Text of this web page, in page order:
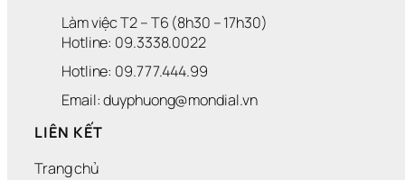
Làm việc T2 – T6 (8h30 – 17h30)
Hotline: 09.3338.0022
Hotline: 09.777.444.99
Email: duyphuong@mondial.vn
LIÊN KẾT
Trang chủ